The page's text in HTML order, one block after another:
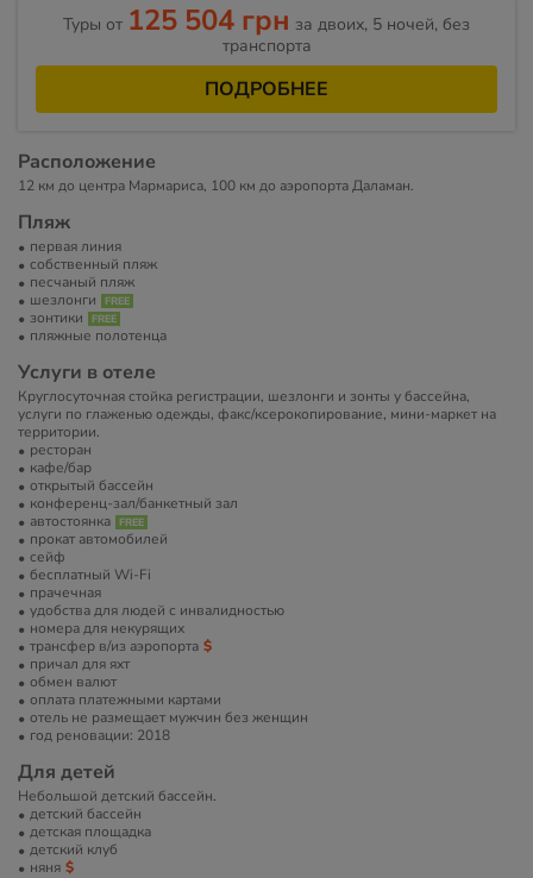
Туры от 125 504 грн за двоих, 5 ночей, без
транспорта
ПОДРОБНЕЕ
Расположение
12 км до центра Мармариса, 100 км до аэропорта Даламан.
Пляж
первая линия
собственный пляж
песчаный пляж
шезлонги
зонтики
пляжные полотенца
Услуги в отеле
Круглосуточная стойка регистрации, шезлонги и зонты у бассейна,
услуги по глаженью одежды, факс/ксерокопирование, мини-маркет на
территории.
ресторан
кафе/бар
открытый бассейн
конференц-зал/банкетный зал
автостоянка
прокат автомобилей
сейф
бесплатный Wi-Fi
прачечная
удобства для людей с инвалидностью
номера для некурящих
трансфер в/из аэропорта
причал для яхт
обмен валют
оплата платежными картами
отель не размещает мужчин без женщин
год реновации: 2018
Для детей
Небольшой детский бассейн.
детский бассейн
детская площадка
детский клуб
няня